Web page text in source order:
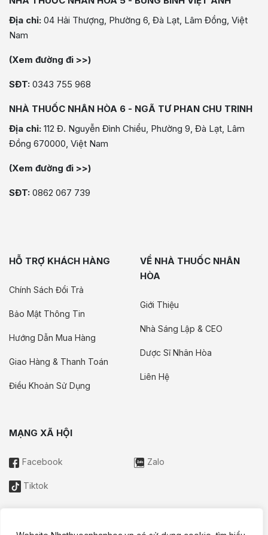
Địa chỉ: 04 Hải Thượng, Phường 6, Đà Lạt, Lâm Đồng, Việt
Nam
(Xem đường đi >>)
SĐT: 0343 755 968
NHÀ THUỐC NHÂN HÒA 6 - NGÃ TƯ PHAN CHU TRINH
Địa chỉ: 112 Đ. Nguyễn Đình Chiểu, Phường 9, Đà Lạt, Lâm
Đồng 670000, Việt Nam
(Xem đường đi >>)
SĐT: 0862 067 739
HỖ TRỢ KHÁCH HÀNG
Chính Sách Đổi Trả
Bảo Mật Thông Tin
Hướng Dẫn Mua Hàng
Giao Hàng & Thanh Toán
Điều Khoản Sử Dụng
VỀ NHÀ THUỐC NHÂN
HÒA
Giới Thiệu
Nhà Sáng Lập & CEO
Dược Sĩ Nhân Hòa
Liên Hệ
MẠNG XÃ HỘI
Facebook Zalo
Tiktok